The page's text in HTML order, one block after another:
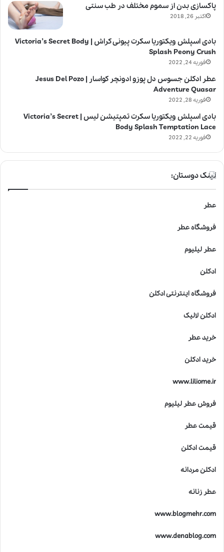
پاکسازی بدن از سموم مختلف در طب سنتی
اکتبر 26, 2018
بادی اسپلش ویکتوریا سکرت پیونی کراش | Victoria’s Secret Body
Splash Peony Crush
فوریه 24, 2022
عطر ادکلن جسوس دل پوزو ادونچر کواسار | Jesus Del Pozo
Adventure Quasar
فوریه 28, 2022
بادی اسپلش ویکتوریا سکرت تمپتیشن لیس | Victoria’s Secret
Body Splash Temptation Lace
فوریه 22, 2022
لینک دوستان:
عطر
فروشگاه عطر
عطر لیلیوم
ادکلن
فروشگاه اینترنتی ادکلن
ادکلن لالیک
خرید عطر
خرید ادکلن
www.liliome.ir
فروش عطر لیلیوم
قیمت عطر
قیمت ادکلن
ادکلن مردانه
عطر زنانه
www.blogmehr.com
www.denablog.com